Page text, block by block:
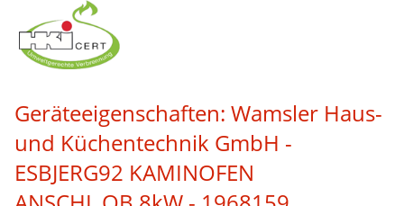
Geräteeigenschaften: Wamsler Haus-
und Küchentechnik GmbH -
ESBJERG92 KAMINOFEN